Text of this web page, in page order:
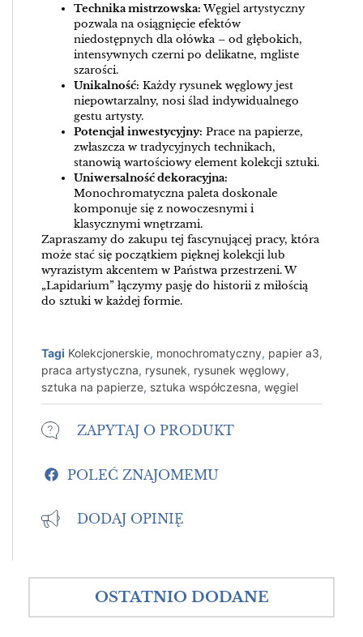
Technika mistrzowska:Węgiel artystyczny
pozwala na osiągnięcie efektów
niedostępnych dla ołówka – od głębokich,
intensywnych czerni po delikatne, mgliste
szarości.
Unikalność: Każdy rysunek węglowy jest
niepowtarzalny, nosi ślad indywidualnego
gestu artysty.
Potencjał inwestycyjny: Prace na papierze,
zwłaszcza w tradycyjnych technikach,
stanowią wartościowy element kolekcji sztuki.
Uniwersalność dekoracyjna:
Monochromatyczna paleta doskonale
komponuje się z nowoczesnymi i
klasycznymi wnętrzami.
Zapraszamy do zakupu tej fascynującej pracy, która
może stać się początkiem pięknej kolekcji lub
wyrazistym akcentem w Państwa przestrzeni. W
„Lapidarium” łączymy pasję do historii z miłością
do sztuki w każdej formie.
Tagi Kolekcjonerskie, monochromatyczny, papier a3,
praca artystyczna, rysunek, rysunek węglowy,
sztuka na papierze, sztuka współczesna, węgiel
ZAPYTAJ O PRODUKT
POLEĆ ZNAJOMEMU
DODAJ OPINIĘ
OSTATNIO DODANE